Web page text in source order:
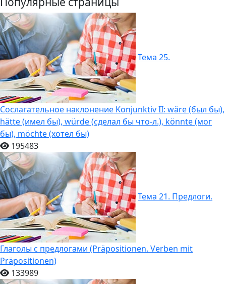
Тема 25.
Сослагательное наклонение Konjunktiv II: wäre (был бы),
hätte (имел бы), würde (сделал бы что-л.), könnte (мог
бы), möchte (хотел бы)
195483
Тема 21. Предлоги.
Глаголы с предлогами (Präpositionen. Verben mit
Präpositionen)
133989